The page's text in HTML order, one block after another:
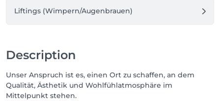
Liftings (Wimpern/Augenbrauen)
Description
Unser Anspruch ist es, einen Ort zu schaffen, an dem
Qualität, Ästhetik und Wohlfühlatmosphäre im
Mittelpunkt stehen.